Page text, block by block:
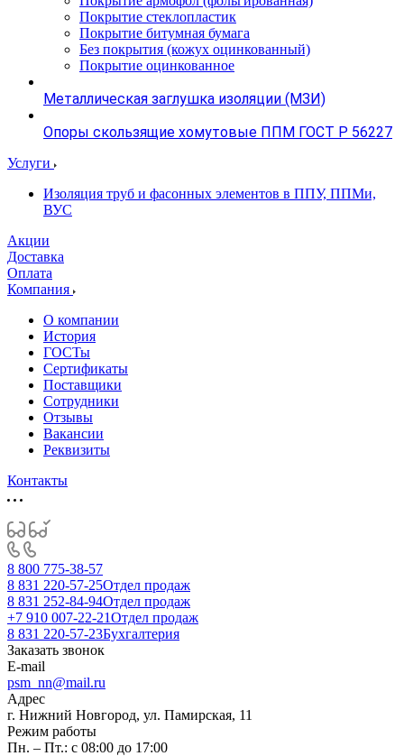
Покрытие стеклопластик
Покрытие битумная бумага
Без покрытия (кожух оцинкованный)
Покрытие оцинкованное
Металлическая заглушка изоляции (МЗИ)
Опоры скользящие хомутовые ППМ ГОСТ Р 56227
Услуги
Изоляция труб и фасонных элементов в ППУ, ППМи,
ВУС
Акции
Доставка
Оплата
Компания
О компании
История
ГОСТы
Сертификаты
Поставщики
Сотрудники
Отзывы
Вакансии
Реквизиты
Контакты
8 800 775-38-57
8 831 220-57-25Отдел продаж
8 831 252-84-94Отдел продаж
+7 910 007-22-21Отдел продаж
8 831 220-57-23Бухгалтерия
Заказать звонок
E-mail
psm_nn@mail.ru
Адрес
г. Нижний Новгород, ул. Памирская, 11
Режим работы
Пн. – Пт.: с 08:00 до 17:00